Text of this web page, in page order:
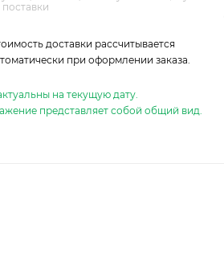
доставки рассчитывается
при оформлении заказа.
на текущую дату.
представляет собой общий вид.